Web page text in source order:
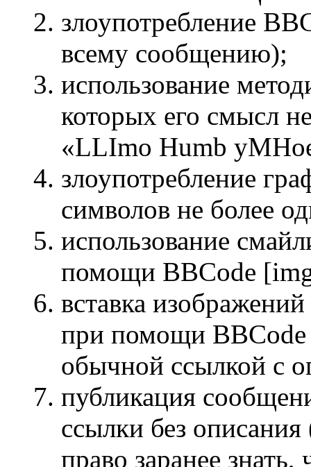
злоупотребление
всему сообщению);
использование
которых его смысл
«LLImo Humb
злоупотребление
символов не более
использование
помощи BBCode
вставка
при помощи BBCode
обычной ссылкой с
публикация
ссылки без
право заранее